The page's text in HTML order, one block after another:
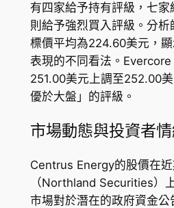
有四家給予持有評級，七
則給予強烈買入評級。分析
標價平均為224.60美元，
表現的不同看法。Evercore
251.00美元上調至252.00
優於大盤」的評級。
市場動態與投資者
Centrus Energy的股價在
（Northland Securities）
市場對於潛在的政府資金